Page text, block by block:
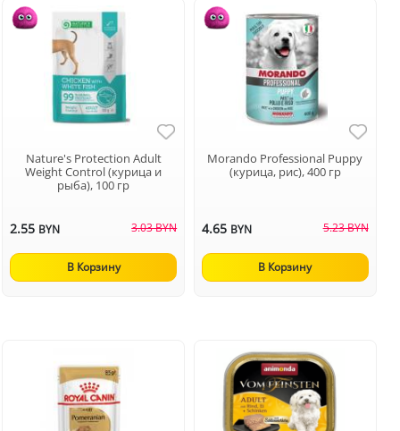
Nature's Protection Adult
Weight Control (курица и
рыба), 100 гр
2.55 BYN 3.03 BYN
В Корзину
Morando Professional Puppy
(курица, рис), 400 гр
4.65 BYN 5.23 BYN
В Корзину